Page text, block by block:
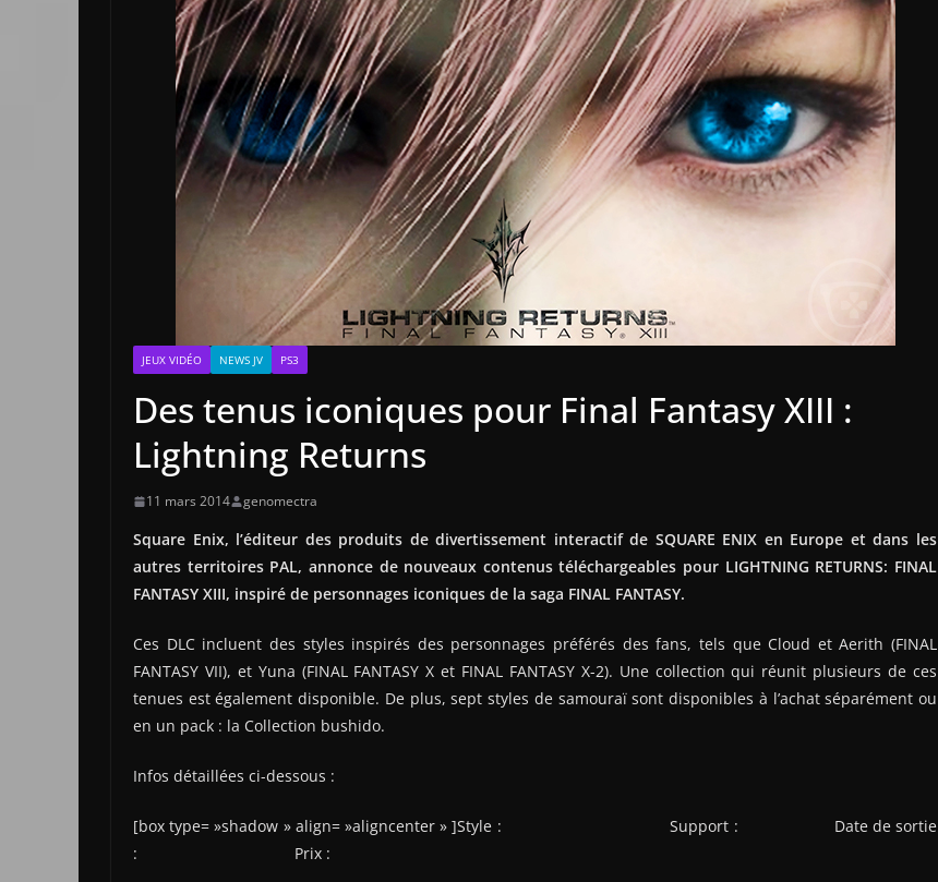
JEUX VIDÉO NEWS JV PS3
Des tenus iconiques pour Final Fantasy XIII :
Lightning Returns
11 mars 2014 genomectra
Square Enix, l’éditeur des produits de divertissement interactif de SQUARE ENIX en Europe et dans les
autres territoires PAL, annonce de nouveaux contenus téléchargeables pour LIGHTNING RETURNS: FINAL
FANTASY XIII, inspiré de personnages iconiques de la saga FINAL FANTASY.
Ces DLC incluent des styles inspirés des personnages préférés des fans, tels que Cloud et Aerith (FINAL
FANTASY VII), et Yuna (FINAL FANTASY X et FINAL FANTASY X-2). Une collection qui réunit plusieurs de ces
tenues est également disponible. De plus, sept styles de samouraï sont disponibles à l’achat séparément ou
en un pack : la Collection bushido.
Infos détaillées ci-dessous :
[box type= »shadow » align= »aligncenter » ]Style : Support : Date de sortie
: Prix :